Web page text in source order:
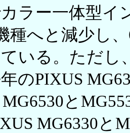
ラー一体型イ
種へと減少し
いる。ただし
のPIXUS
MG6530と
MG6330と